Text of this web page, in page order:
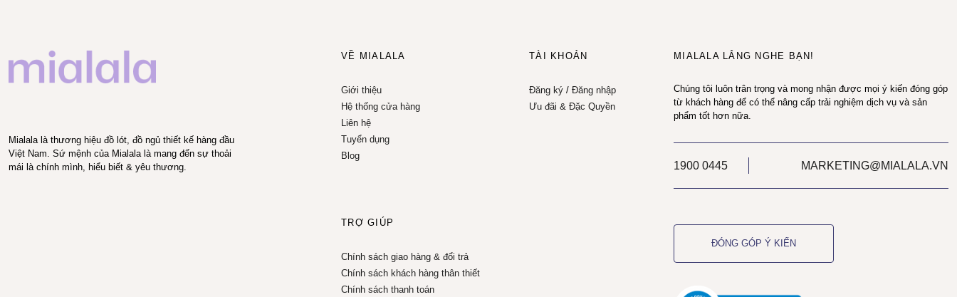
Mialala là thương hiệu đồ lót, đồ ngủ thiết kế hàng đầu
Việt Nam. Sứ mệnh của Mialala là mang đến sự thoải
mái là chính mình, hiểu biết & yêu thương.
VỀ MIALALA
Giới thiệu
Hệ thống cửa hàng
Liên hệ
Tuyển dụng
Blog
TÀI KHOẢN
Đăng ký/ Đăng nhập
Ưu đãi & Đặc Quyền
TRỢ GIÚP
Chính sách giao hàng & đổi trả
Chính sách khách hàng thân thiết
Chính sách thanh toán
MIALALA LẮNG NGHE BẠN!
Chúng tôi luôn trân trọng và mong nhận được mọi ý kiến đóng góp
từ khách hàng để có thể nâng cấp trải nghiệm dịch vụ và sản
phẩm tốt hơn nữa.
1900 0445 MARKETING@MIALALA.VN
ĐÓNG GÓP Ý KIẾN